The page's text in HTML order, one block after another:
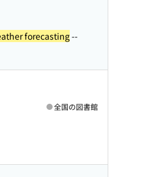
forecasting--
全国の図書館